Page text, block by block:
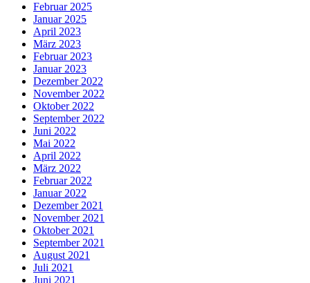
Februar 2025
Januar 2025
April 2023
März 2023
Februar 2023
Januar 2023
Dezember 2022
November 2022
Oktober 2022
September 2022
Juni 2022
Mai 2022
April 2022
März 2022
Februar 2022
Januar 2022
Dezember 2021
November 2021
Oktober 2021
September 2021
August 2021
Juli 2021
Juni 2021